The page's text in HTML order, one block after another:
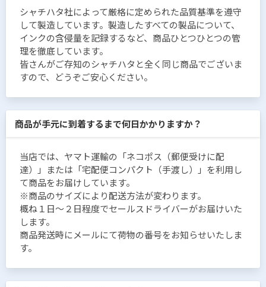
シャチハタ社によって厳格に定められた品質基準を遵守
して製造しています。製造したすべての製品について、
インクの含侵量を記録するなど、商品ひとつひとつの管
理を徹底しています。
皆さんがご存知のシャチハタと全く同じ商品でございま
すので、どうぞご安心ください。
商品が手元に到着するまで何日かかりますか？
当店では、ヤマト運輸の「ネコポス（郵便受けに配
達）」または「宅配便コンパクト（手渡し）」を利用し
て商品をお届けしています。
※商品のサイズにより配送方法が変わります。
概ね１日〜２日程度でセールスドライバーがお届けいた
します。
商品発送時にメールにて荷物の番号をお知らせいたしま
す。